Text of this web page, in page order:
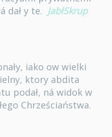
dał y te. JabłSkrup
iako ow wielki
ktory abdita
podał, ná widok w
Chrześciaństwa.